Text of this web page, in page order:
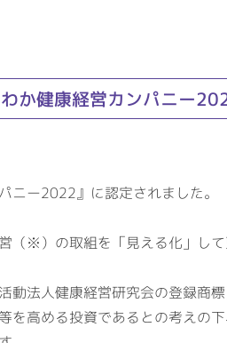
わか健康経営カンパニー
ニー2022』に認定されました。
（※）の取組を「見える化」し
動法人健康経営研究会の登録商
を高める投資であるとの考えの